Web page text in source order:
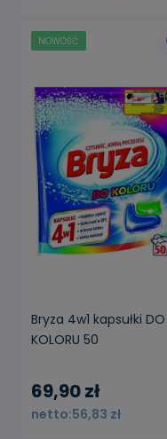
Bryza 4w1 kapsułki DO
KOLORU 50
69,90 zł
56,83 zł
NOWOŚĆ